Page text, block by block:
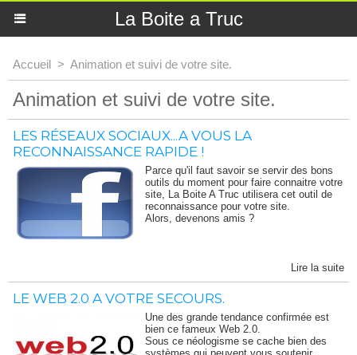
La Boite a Truc
Accueil > Animation et suivi de votre site.
Animation et suivi de votre site.
LES RÉSEAUX SOCIAUX...A VOUS LA
RECONNAISSANCE RAPIDE !
Parce qu'il faut savoir se servir des bons
outils du moment pour faire connaitre votre
site, La Boite A Truc utilisera cet outil de
reconnaissance pour votre site.
Alors, devenons amis ?
Lire la suite
LE WEB 2.0 A VOTRE SECOURS.
Une des grande tendance confirmée est
bien ce fameux Web 2.0.
Sous ce néologisme se cache bien des